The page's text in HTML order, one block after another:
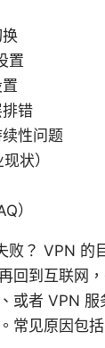
置
错
性问题
状）
）
败？ VPN 的
回到互联网
或者 VPN
常见原因包括